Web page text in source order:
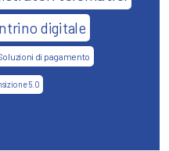
digitale
di pagamento
5.0